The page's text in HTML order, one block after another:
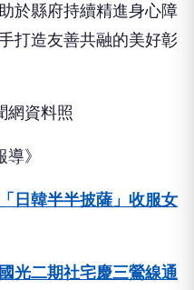
於縣府持續精進身心障
打造友善共融的美好彰
網資料照
》
日韓半半披薩」收服女
光二期社宅慶三鶯線通